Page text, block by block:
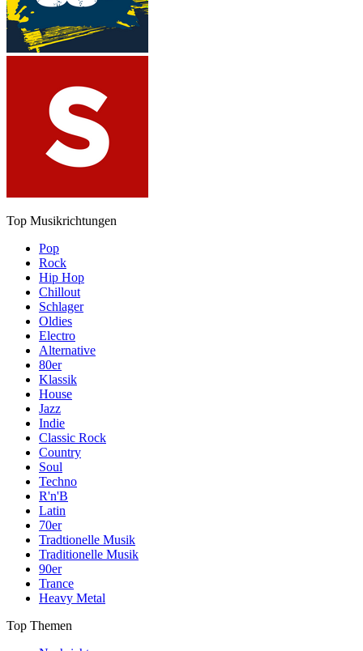
Top Musikrichtungen
Pop
Rock
Hip Hop
Chillout
Schlager
Oldies
Electro
Alternative
80er
Klassik
House
Jazz
Indie
Classic Rock
Country
Soul
Techno
R'n'B
Latin
70er
Tradtionelle Musik
Traditionelle Musik
90er
Trance
Heavy Metal
Top Themen